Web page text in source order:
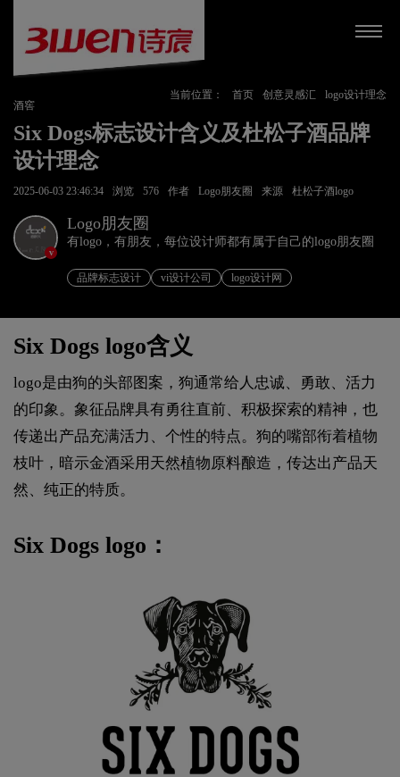
当前位置： 首页 创意灵感汇
logo设计理念
酒窖
Six Dogs标志设计含义及杜松子酒品牌
设计理念
2025-06-03 23:46:34 浏览 576 作者 Logo朋友圈 来源 杜松子酒logo
v
Logo朋友圈
有logo，有朋友，每位设计师都有属于自己的logo朋友圈
品牌标志设计 vi设计公司 logo设计网
Six Dogs logo含义
logo是由狗的头部图案，狗通常给人忠诚、勇敢、活力
的印象。象征品牌具有勇往直前、积极探索的精神，也
传递出产品充满活力、个性的特点。狗的嘴部衔着植物
枝叶，暗示金酒采用天然植物原料酿造，传达出产品天
然、纯正的特质。
Six Dogs logo：